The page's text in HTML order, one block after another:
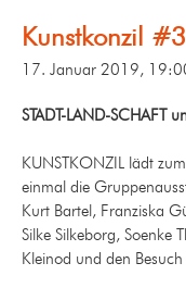
Kunstkonzil
17. Januar 2019,
STADT-LAND-SCHAFT
KUNSTKONZIL lädt
einmal die
Kurt Bartel, Franziska
Silke Silkeborg, Soenke
Kleinod und den